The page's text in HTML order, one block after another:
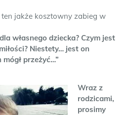
ten jakże kosztowny zabieg w
własnego dziecka? Czym jest
Niestety… jest on
przeżyć…”
Wraz z
rodzicami,
prosimy